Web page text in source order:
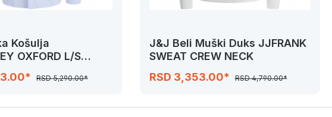
Košulja
OXFORD L/S
RSD 5,290.00*
J&J Beli Muški Duks JJFRANK
SWEAT CREW NECK
RSD 3,353.00*
RSD 4,790.00*